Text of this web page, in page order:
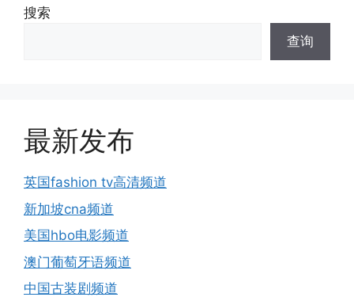
搜索
查询
最新发布
英国fashion tv高清频道
新加坡cna频道
美国hbo电影频道
澳门葡萄牙语频道
中国古装剧频道